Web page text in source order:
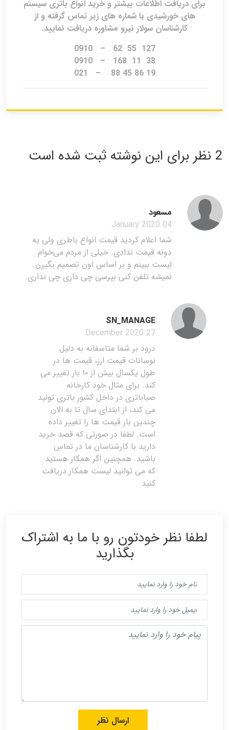
برای دریافت اطلاعات بیشتر و خرید انواع باتری سیستم
های خورشیدی با شماره های زیر تماس گرفته و از
کارشناسان سولار نیرو مشاوره دریافت نمایید.
127 55 62 – 0910
38 11 168 – 0910
19 86 45 88 – 021
2 نظر برای این نوشته ثبت شده است
مسعود
04 January 2020
شما اعلام کردید قیمت انواع باطری ولی یه
دونه قیمت ندادی. خیلی از مردم می‌خوام
لیست ببینم و بر اساس اون تصمیم بگیرن.
نمیشه تلفن کنی بپرسی چی داری چی نداری.
SN_MANAGE
27 December 2020
درود بر شما متاسفانه به دلیل
نوسانات قیمت ارز، قیمت ها در
طول یکسال بیش از ۱۰ بار تغییر می
کند. برای مثال خود کارخانه
صباباتری در داخل کشور باتری تولید
می کند، از ابتدای سال تا به الان
چندین بار قیمت ها را تغییر داده
است. لطفا در صورتی که قصد خرید
دارید با کارشناسان ما در تماس
باشید. همچنین اگر همکار هستید
که می توانید لیست همکار دریافت
کنید
لطفا نظر خودتون رو با ما به اشتراک
بگذارید